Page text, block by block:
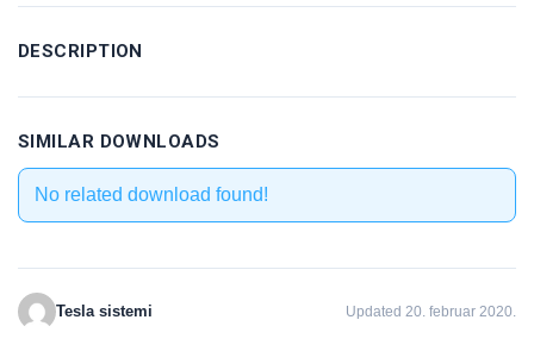
DESCRIPTION
SIMILAR DOWNLOADS
No related download found!
Tesla sistemi Updated 20. februar 2020.